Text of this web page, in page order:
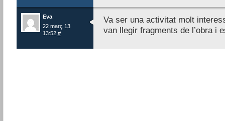
Eva
22 març 13
13:52 #
Va ser una activitat molt
van llegir fragments de l’obra i